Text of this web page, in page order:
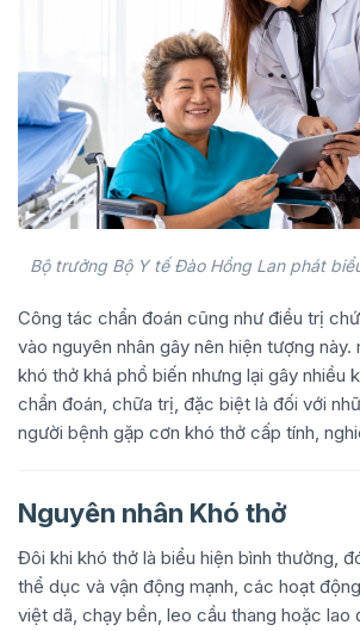
Bộ trưởng Bộ Y tế Đào Hồng Lan phát
Công tác chẩn đoán cũng như điều trị
vào nguyên nhân gây nên hiện tượng này.
khó thở khá phổ biến nhưng lại gây nhiều
chẩn đoán, chữa trị, đặc biệt là đối với
người bệnh gặp cơn khó thở cấp tính,
Nguyên nhân Khó thở
Đôi khi khó thở là biểu hiện bình thường,
thể dục và vận động mạnh, các hoạt
việt dã, chạy bền, leo cầu thang hoặc lao